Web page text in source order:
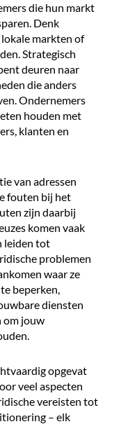
die hun markt
Denk
markten of
Strategisch
deuren naar
die anders
Ondernemers
houden met
klanten en
van adressen
fouten bij het
zijn daarbij
komen vaak
leiden tot
problemen
waar ze
beperken,
diensten
om jouw
opgevat
veel aspecten
vereisten tot
– elk